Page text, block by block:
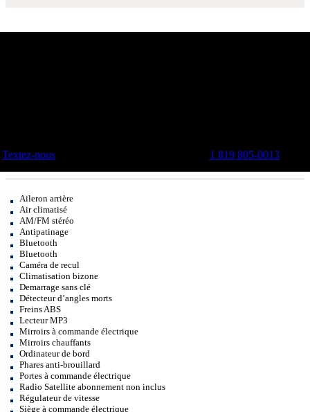
Textez-nous 1 819 805-0013
Aileron arrière
Air climatisé
AM/FM stéréo
Antipatinage
Bluetooth
Bluetooth
Caméra de recul
Climatisation bizone
Demarrage sans clé
Détecteur d’angles morts
Freins ABS
Lecteur MP3
Mirroirs à commande électrique
Mirroirs chauffants
Ordinateur de bord
Phares anti-brouillard
Portes à commande électrique
Radio Satellite abonnement non inclus
Régulateur de vitesse
Siège à commande électrique